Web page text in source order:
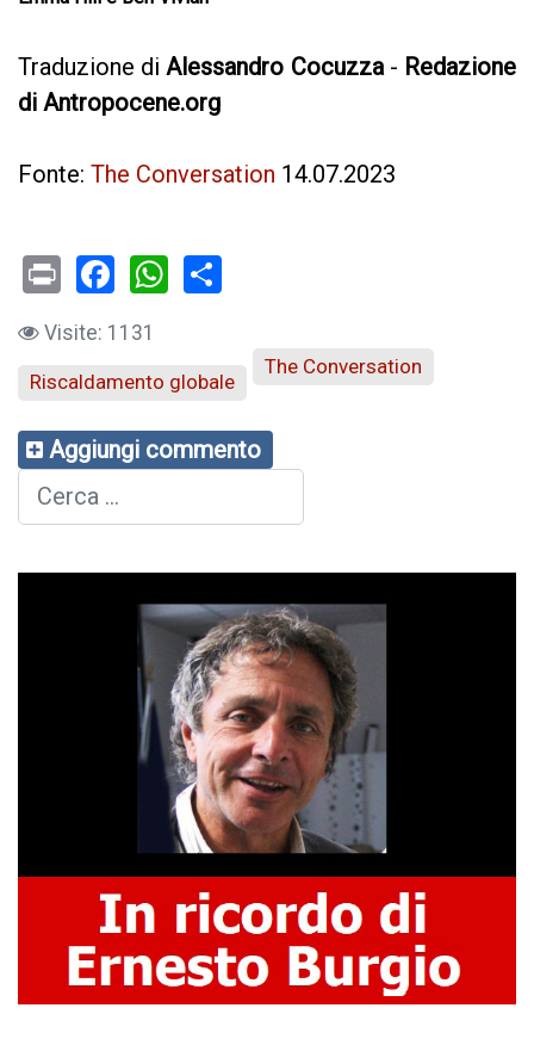
Traduzione diAlessandro Cocuzza- Redazione
di Antropocene.org
Fonte: The Conversation 14.07.2023
PrintFacebook
WhatsApp
Visite: 1131
Riscaldamento globale
The Conversation
Aggiungi commento
Cerca